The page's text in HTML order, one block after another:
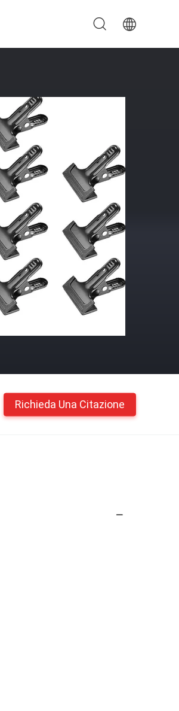
Richieda Una Citazione